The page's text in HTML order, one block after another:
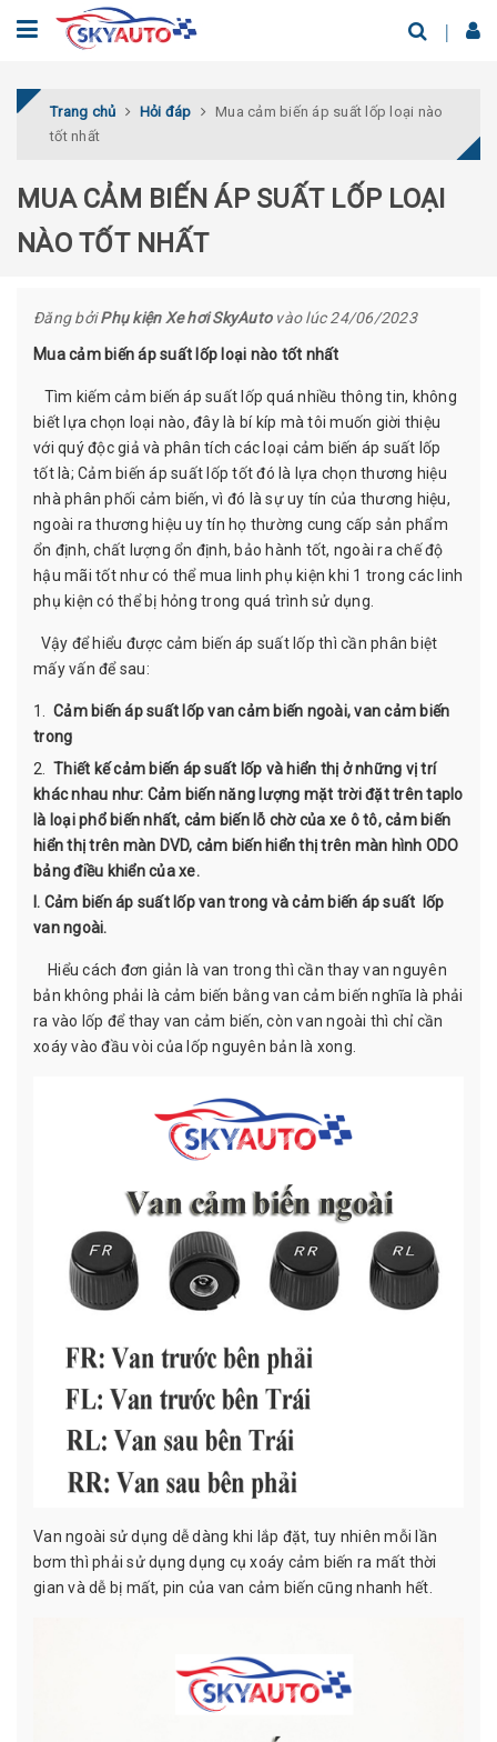
Trang chủ Hỏi đáp
Mua cảm biến áp suất lốp loại nào
tốt nhất
MUA CẢM BIẾN ÁP SUẤT LỐP LOẠI
NÀO TỐT NHẤT
Đăng bởiPhụ kiện Xe hơi SkyAutovào lúc 24/06/2023
Mua cảm biến áp suất lốp loại nào tốt nhất
Tìm kiếm cảm biến áp suất lốp quá nhiều thông tin, không
biết lựa chọn loại nào, đây là bí kíp mà tôi muốn giời thiệu
với quý độc giả và phân tích các loại cảm biến áp suất lốp
tốt là; Cảm biến áp suất lốp tốt đó là lựa chọn thương hiệu
nhà phân phối cảm biến, vì đó là sự uy tín của thương hiệu,
ngoài ra thương hiệu uy tín họ thường cung cấp sản phẩm
ổn định, chất lượng ổn định, bảo hành tốt, ngoài ra chế độ
hậu mãi tốt như có thể mua linh phụ kiện khi 1 trong các linh
phụ kiện có thể bị hỏng trong quá trình sử dụng.
Vậy để hiểu được cảm biến áp suất lốp thì cần phân biệt
mấy vấn để sau:
Cảm biến áp suất lốp van cảm biến ngoài, van cảm biến
trong
Thiết kế cảm biến áp suất lốp và hiển thị ở những vị trí
khác nhau như: Cảm biến năng lượng mặt trời đặt trên taplo
là loại phổ biến nhất, cảm biến lỗ chờ của xe ô tô, cảm biến
hiển thị trên màn DVD, cảm biến hiển thị trên màn hình ODO
bảng điều khiển của xe.
I. Cảm biến áp suất lốp van trong và cảm biến áp suất lốp
van ngoài.
Hiểu cách đơn giản là van trong thì cần thay van nguyên
bản không phải là cảm biến bằng van cảm biến nghĩa là phải
ra vào lốp để thay van cảm biến, còn van ngoài thì chỉ cần
xoáy vào đầu vòi của lốp nguyên bản là xong.
Van ngoài sử dụng dễ dàng khi lắp đặt, tuy nhiên mỗi lần
bơm thì phải sử dụng dụng cụ xoáy cảm biến ra mất thời
gian và dễ bị mất, pin của van cảm biến cũng nhanh hết.